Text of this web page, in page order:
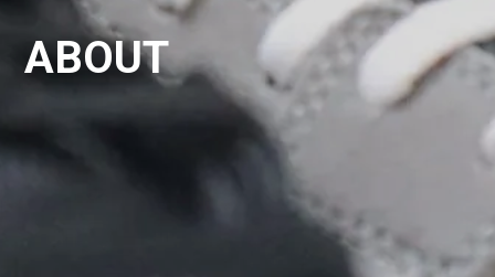
ABOUT